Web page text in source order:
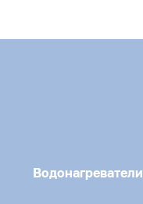
Водонагреватели